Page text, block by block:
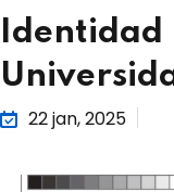
22 jan, 2025